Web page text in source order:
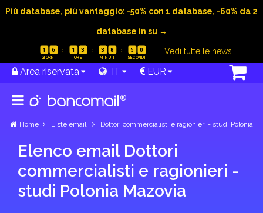
Più database, più vantaggio: -50% con 1 database, -60% da 2
database in su →
1 6 1 3 3 8 5 0 Vedi tutte le news
Area riservata IT EUR
Home Liste email Dottori commercialisti e ragionieri - studi Polonia
Elenco email Dottori
commercialisti e ragionieri -
studi Polonia Mazovia